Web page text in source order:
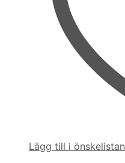
Lägg till i önskelistan